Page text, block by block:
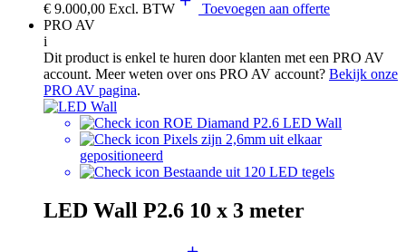
€ 9.000,00 Excl. BTW
Toevoegen aan offerte
PRO AV
i
Dit product is enkel te huren door klanten met een PRO AV
account. Meer weten over ons PRO AV account? Bekijk onze
PRO AV pagina.
ROE Diamand P2.6 LED Wall
Pixels zijn 2,6mm uit elkaar
gepositioneerd
Bestaande uit 120 LED tegels
LED Wall P2.6 10 x 3 meter